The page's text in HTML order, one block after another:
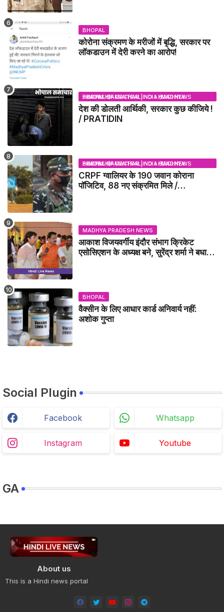
BHOPAL
कोरोना संक्रमण के मरीजों में बृद्धि, सरकार पर
लॉकडाउन में देरी करने का आरोप!
BHOPAL SAMACHAR | NO 1 HINDI NEWS PORTAL OF CENTRAL INDIA (MADHYA PRADESH)
देश की डोलती आर्थिकी, सरकार कुछ कीजिये !
/ PRATIDIN
BHOPAL SAMACHAR | NO 1 HINDI NEWS PORTAL OF CENTRAL INDIA (MADHYA PRADESH)
CRPF ग्वालियर के 190 जवान कोराना
पॉजिटिव, 88 नए संक्रमित मिले /
MADHYA PRADESH NEWS
आकाश विजयवर्गीय इंदौर संभाग क्रिकेट
एसोसिएशन के अध्यक्ष बने, सुरेंद्र शर्मा ने बधाई
BHOPAL
वैक्सीन के लिए आधार कार्ड अनिवार्य नहीं:
अशोक गुप्ता
Social Plugin
Facebook Whatsapp
Instagram Youtube
GA
About us
This is a Hindi news portal